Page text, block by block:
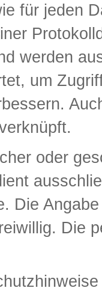
für jeden
werden
um
oder
Die
Die